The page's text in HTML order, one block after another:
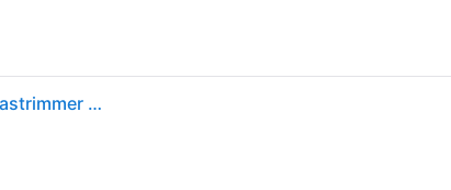
GARDENA PowerTrim30/18V Ready-To-Use Accu-grastrimmer Accu Incl. accu 18 V 2.5 Ah Snijbreedte max.: 30 cm